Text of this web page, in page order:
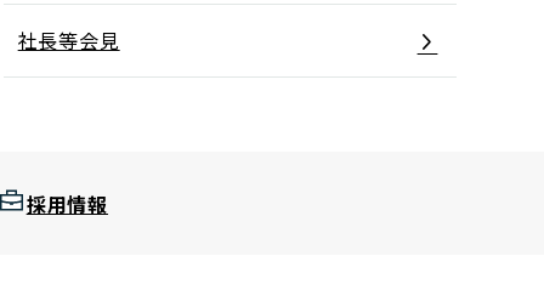
社長等会見
採用情報